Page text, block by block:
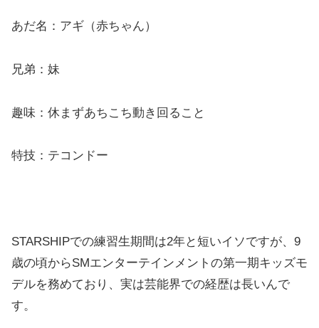
あだ名：アギ（赤ちゃん）
兄弟：妹
趣味：休まずあちこち動き回ること
特技：テコンドー
STARSHIPでの練習生期間は2年と短いイソですが、9
歳の頃からSMエンターテインメントの第一期キッズモ
デルを務めており、実は芸能界での経歴は長いんで
す。